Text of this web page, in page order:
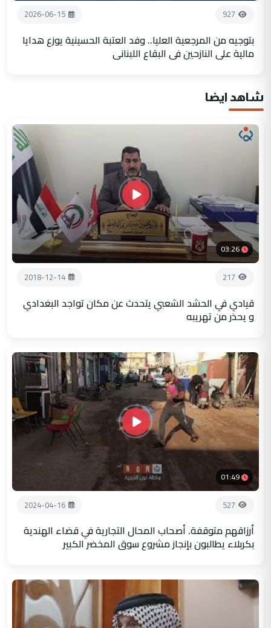
927
2026-06-15
بتوجيه من المرجعية العليا.. وفد العتبة الحسينية يوزع هدايا
مالية على النازحين في البقاع اللبناني
شاهد ايضا
03:26
217
2018-12-14
قيادي في الحشد الشعبي يتحدث عن مكان تواجد البغدادي
و يحذر من تهريبه
01:49
527
2024-04-16
أرزاقهم متوقفة. أصحاب المحال التجارية في قضاء الهندية
بكربلاء يطالبون بإنجاز مشروع سوق المخضر الكبير